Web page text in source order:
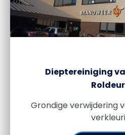
Dieptereiniging
Grondige verwijdering